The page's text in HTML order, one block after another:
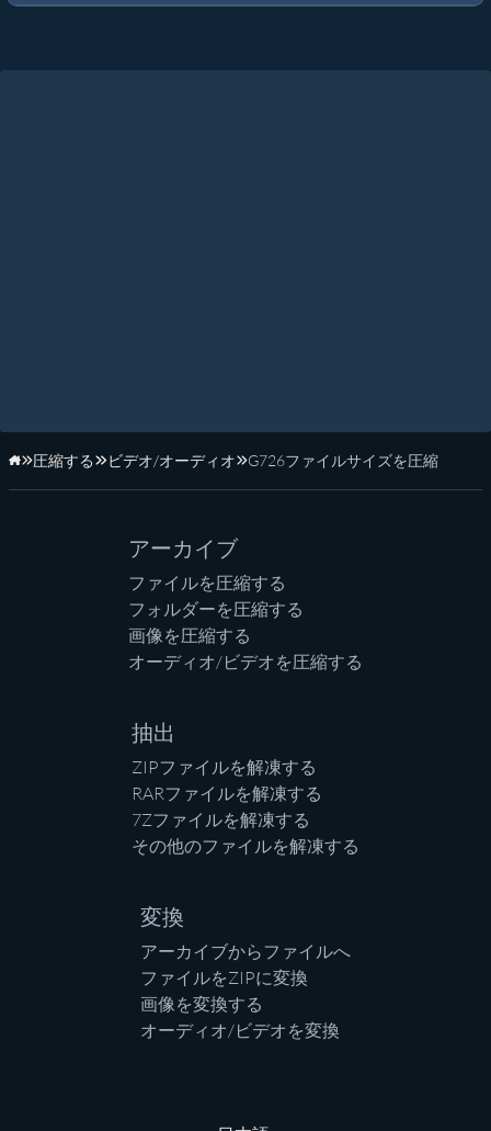
ホーム
圧縮する ビデオ/オーディオ G726ファイルサイズを圧縮
アーカイブ
ファイルを圧縮する
フォルダーを圧縮する
画像を圧縮する
オーディオ/ビデオを圧縮する
抽出
ZIPファイルを解凍する
RARファイルを解凍する
7Zファイルを解凍する
その他のファイルを解凍する
変換
アーカイブからファイルへ
ファイルをZIPに変換
画像を変換する
オーディオ/ビデオを変換